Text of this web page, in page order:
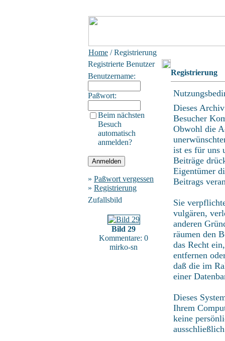
Home / Registrierung
Registrierte Benutzer
Benutzername:
Paßwort:
Beim nächsten
Besuch
automatisch
anmelden?
» Paßwort vergessen
» Registrierung
Zufallsbild
Bild 29
Kommentare: 0
mirko-sn
Registrierung
Dieses
Besucher
Obwohl die
ist es für uns
Beiträge
Eigentümer
Beitrags
Sie
vulgären,
anderen
räumen den
das Recht
entfernen
daß die im
einer
Dieses
Ihrem
keine